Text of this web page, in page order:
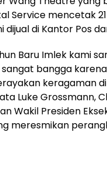
Service mencetak
dijual di Kantor Pos
Baru Imlek kami
bangga
keragaman
Luke Grossmann,
Wakil Presiden
meresmikan